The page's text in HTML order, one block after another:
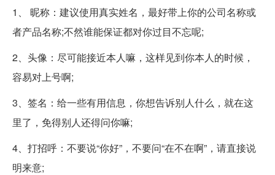
1、 昵称：建议使用真实姓名，最好带上你的公司名称或
者产品名称;不然谁能保证都对你过目不忘呢;
2、头像：尽可能接近本人嘛，这样见到你本人的时候，
容易对上号啊;
3、签名：给一些有用信息，你想告诉别人什么，就在这
里了，免得别人还得问你嘛;
4、打招呼：不要说“你好”，不要问“在不在啊”，请直接说
明来意;